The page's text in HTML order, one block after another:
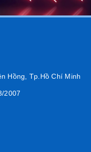
phần hong được tạo
số động cơ Iget
liệu 1.85l/100km.
Hồng, Tp.Hồ Chí Minh
2007